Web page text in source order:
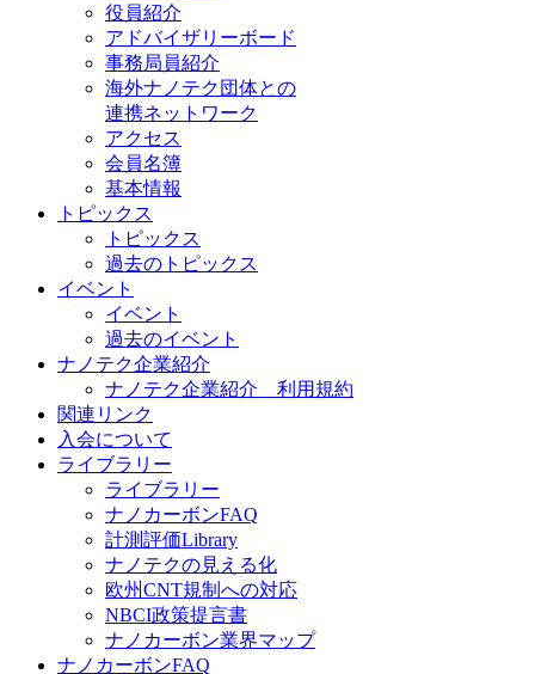
役員紹介
アドバイザリーボード
事務局員紹介
海外ナノテク団体との
連携ネットワーク
アクセス
会員名簿
基本情報
トピックス
トピックス
過去のトピックス
イベント
イベント
過去のイベント
ナノテク企業紹介
ナノテク企業紹介 利用規約
関連リンク
入会について
ライブラリー
ライブラリー
ナノカーボンFAQ
計測評価Library
ナノテクの見える化
欧州CNT規制への対応
NBCI政策提言書
ナノカーボン業界マップ
ナノカーボンFAQ